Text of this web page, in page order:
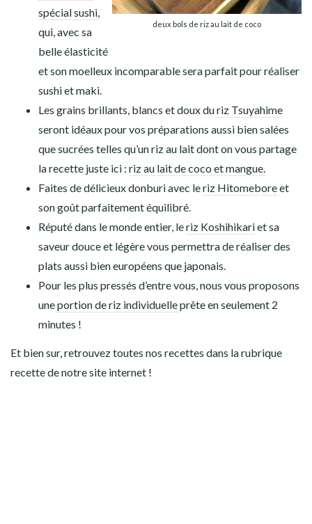
deux bols de riz au lait de coco
spécial sushi
qui, avec sa
belle élasticité
et son moelleux incomparable sera parfait pour réaliser
sushi et maki.
Les grains brillants, blancs et doux duriz Tsuyahime
seront idéaux pour vos préparations aussi bien salées
que sucrées telles qu’un riz au lait dont on vous partage
la recette juste ici : riz au lait de coco et mangue.
Faites de délicieux donburi avec leriz Hitomeboreet
son goût parfaitement équilibré.
Réputé dans le monde entier, leriz Koshihikariet sa
saveur douce et légère vous permettra de réaliser des
plats aussi bien européens que japonais.
Pour les plus pressés d’entre vous, nous vous proposons
uneportion de riz individuelleprête en seulement 2
minutes !
Et bien sur, retrouvez toutes nos recettes dans la rubrique
recette de notre site internet !